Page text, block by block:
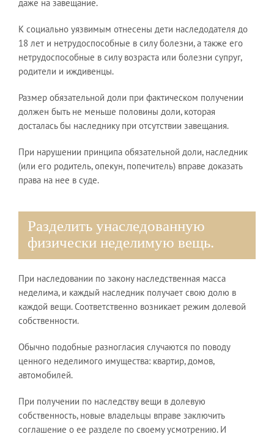
даже на завещание.
К социально уязвимым отнесены дети наследодателя до
18 лет и нетрудоспособные в силу болезни, а также его
нетрудоспособные в силу возраста или болезни супруг,
родители и иждивенцы.
Размер обязательной доли при фактическом получении
должен быть не меньше половины доли, которая
досталась бы наследнику при отсутствии завещания.
При нарушении принципа обязательной доли, наследник
(или его родитель, опекун, попечитель) вправе доказать
права на нее в суде.
Разделить унаследованную
физически неделимую вещь.
При наследовании по закону наследственная масса
неделима, и каждый наследник получает свою долю в
каждой вещи. Соответственно возникает режим долевой
собственности.
Обычно подобные разногласия случаются по поводу
ценного неделимого имущества: квартир, домов,
автомобилей.
При получении по наследству вещи в долевую
собственность, новые владельцы вправе заключить
соглашение о ее разделе по своему усмотрению. И